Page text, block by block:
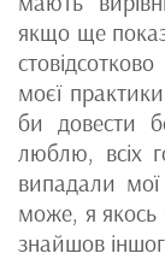
якщо ще
моєї
би довести
люблю, всіх
випадали мої
може, я якось
знайшов